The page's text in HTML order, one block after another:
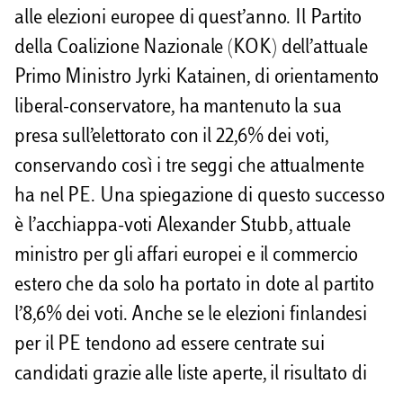
alle elezioni europee di quest’anno. Il Partito
della Coalizione Nazionale (KOK) dell’attuale
Primo Ministro Jyrki Katainen, di orientamento
liberal-conservatore, ha mantenuto la sua
presa sull’elettorato con il 22,6% dei voti,
conservando così i tre seggi che attualmente
ha nel PE. Una spiegazione di questo successo
è l’acchiappa-voti Alexander Stubb, attuale
ministro per gli affari europei e il commercio
estero che da solo ha portato in dote al partito
l’8,6% dei voti. Anche se le elezioni finlandesi
per il PE tendono ad essere centrate sui
candidati grazie alle liste aperte, il risultato di